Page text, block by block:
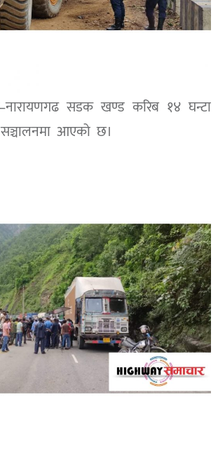
सडक खण्ड करिब १४ घन्टा
आएको छ।